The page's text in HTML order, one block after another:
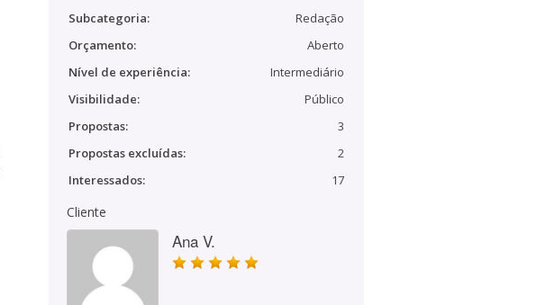
Subcategoria:
Redação
Orçamento:
Aberto
Nível de experiência:
Intermediário
Visibilidade:
Público
Propostas:
3
Propostas excluídas:
2
Interessados:
17
Cliente
Ana V.